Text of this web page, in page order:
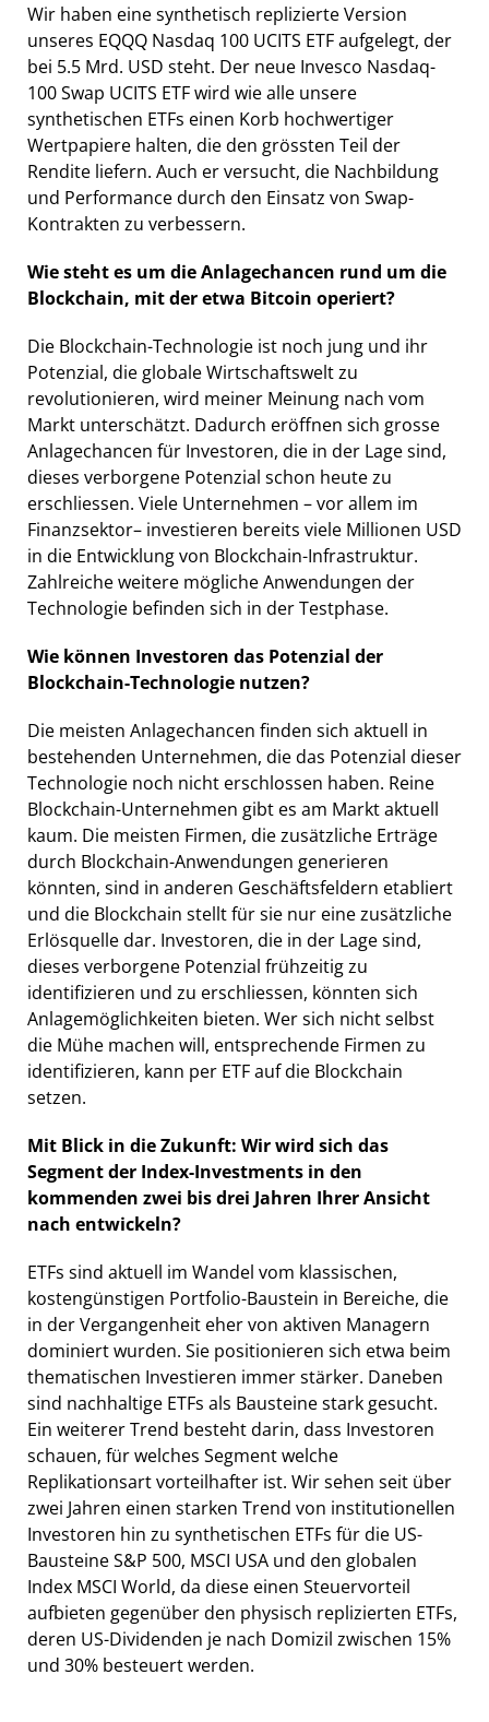
Wir haben eine synthetisch replizierte Version
unseres EQQQ Nasdaq 100 UCITS ETF aufgelegt, der
bei 5.5 Mrd. USD steht. Der neue Invesco Nasdaq-
100 Swap UCITS ETF wird wie alle unsere
synthetischen ETFs einen Korb hochwertiger
Wertpapiere halten, die den grössten Teil der
Rendite liefern. Auch er versucht, die Nachbildung
und Performance durch den Einsatz von Swap-
Kontrakten zu verbessern.
Wie steht es um die Anlagechancen rund um die
Blockchain, mit der etwa Bitcoin operiert?
Die Blockchain-Technologie ist noch jung und ihr
Potenzial, die globale Wirtschaftswelt zu
revolutionieren, wird meiner Meinung nach vom
Markt unterschätzt. Dadurch eröffnen sich grosse
Anlagechancen für Investoren, die in der Lage sind,
dieses verborgene Potenzial schon heute zu
erschliessen. Viele Unternehmen – vor allem im
Finanzsektor– investieren bereits viele Millionen USD
in die Entwicklung von Blockchain-Infrastruktur.
Zahlreiche weitere mögliche Anwendungen der
Technologie befinden sich in der Testphase.
Wie können Investoren das Potenzial der
Blockchain-Technologie nutzen?
Die meisten Anlagechancen finden sich aktuell in
bestehenden Unternehmen, die das Potenzial dieser
Technologie noch nicht erschlossen haben. Reine
Blockchain-Unternehmen gibt es am Markt aktuell
kaum. Die meisten Firmen, die zusätzliche Erträge
durch Blockchain-Anwendungen generieren
könnten, sind in anderen Geschäftsfeldern etabliert
und die Blockchain stellt für sie nur eine zusätzliche
Erlösquelle dar. Investoren, die in der Lage sind,
dieses verborgene Potenzial frühzeitig zu
identifizieren und zu erschliessen, könnten sich
Anlagemöglichkeiten bieten. Wer sich nicht selbst
die Mühe machen will, entsprechende Firmen zu
identifizieren, kann per ETF auf die Blockchain
setzen.
Mit Blick in die Zukunft: Wir wird sich das
Segment der Index-Investments in den
kommenden zwei bis drei Jahren Ihrer Ansicht
nach entwickeln?
ETFs sind aktuell im Wandel vom klassischen,
kostengünstigen Portfolio-Baustein in Bereiche, die
in der Vergangenheit eher von aktiven Managern
dominiert wurden. Sie positionieren sich etwa beim
thematischen Investieren immer stärker. Daneben
sind nachhaltige ETFs als Bausteine stark gesucht.
Ein weiterer Trend besteht darin, dass Investoren
schauen, für welches Segment welche
Replikationsart vorteilhafter ist. Wir sehen seit über
zwei Jahren einen starken Trend von institutionellen
Investoren hin zu synthetischen ETFs für die US-
Bausteine S&P 500, MSCI USA und den globalen
Index MSCI World, da diese einen Steuervorteil
aufbieten gegenüber den physisch replizierten ETFs,
deren US-Dividenden je nach Domizil zwischen 15%
und 30% besteuert werden.